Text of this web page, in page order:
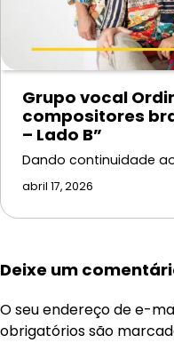
Grupo vocal
compositores
– Lado B”
Dando continuidade
abril 17, 2026
Deixe um
O seu endereço de e-
obrigatórios são